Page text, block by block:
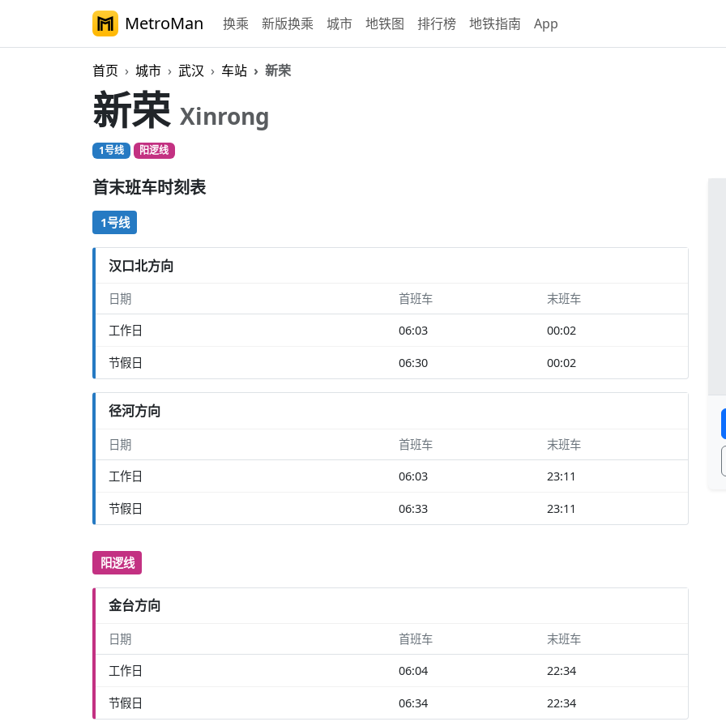
MetroMan 换乘 新版换乘 城市 地铁图 排行榜 地铁指南 App
首页 城市 武汉 车站 新荣
新荣 Xinrong
1号线 阳逻线
首末班车时刻表
1号线
汉口北方向
日期 首班车 末班车
工作日 06:03 00:02
节假日 06:30 00:02
径河方向
日期 首班车 末班车
工作日 06:03 23:11
节假日 06:33 23:11
阳逻线
金台方向
日期 首班车 末班车
工作日 06:04 22:34
节假日 06:34 22:34